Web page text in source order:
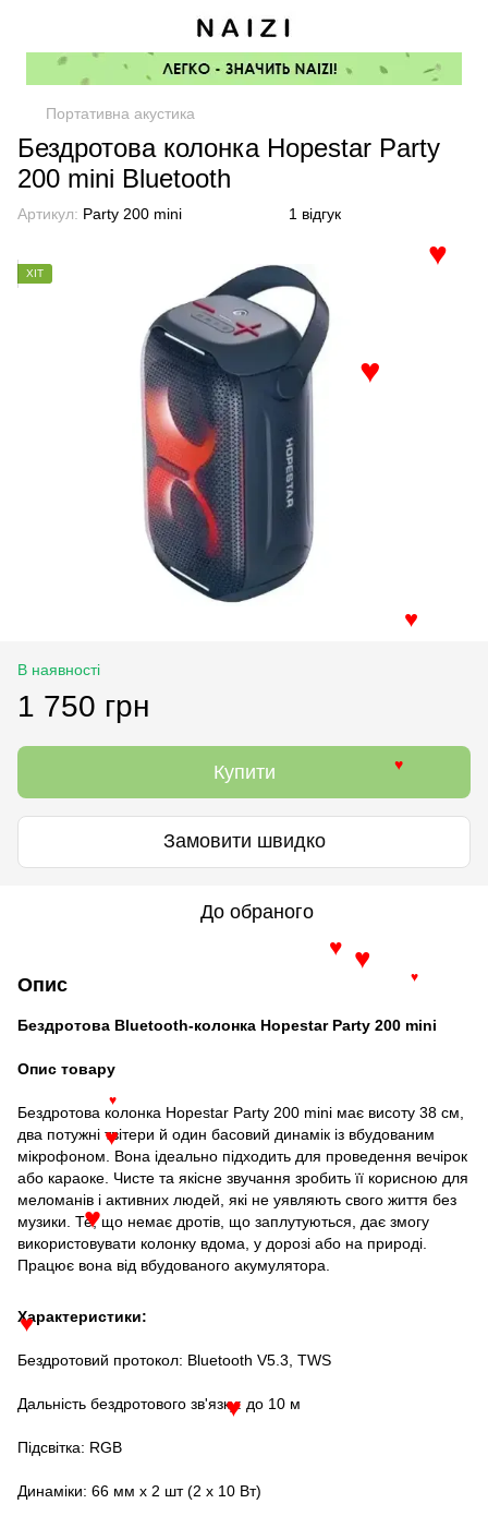
Портативна акустика
Бездротова колонка Hopestar Party
200 mini Bluetooth
Артикул: Party 200 mini 1 відгук
ХІТ
В наявності
1 750 грн
Купити
Замовити швидко
До обраного
Опис
Бездротова Bluetooth-колонка Hopestar Party 200 mini
Опис товару
Бездротова колонка Hopestar Party 200 mini має висоту 38 см,
два потужні твітери й один басовий динамік із вбудованим
мікрофоном. Вона ідеально підходить для проведення вечірок
або караоке. Чисте та якісне звучання зробить її корисною для
меломанів і активних людей, які не уявляють свого життя без
музики. Те, що немає дротів, що заплутуються, дає змогу
використовувати колонку вдома, у дорозі або на природі.
Працює вона від вбудованого акумулятора.
Характеристики:
Бездротовий протокол: Bluetooth V5.3, TWS
Дальність бездротового зв'язку: до 10 м
Підсвітка: RGB
Динаміки: 66 мм x 2 шт (2 x 10 Вт)
♥
♥
♥